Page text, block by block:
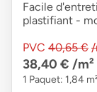
Facile
plastifiant -
PVC 40,65 € /
38,40 € /m²
1 Paquet: 1,84